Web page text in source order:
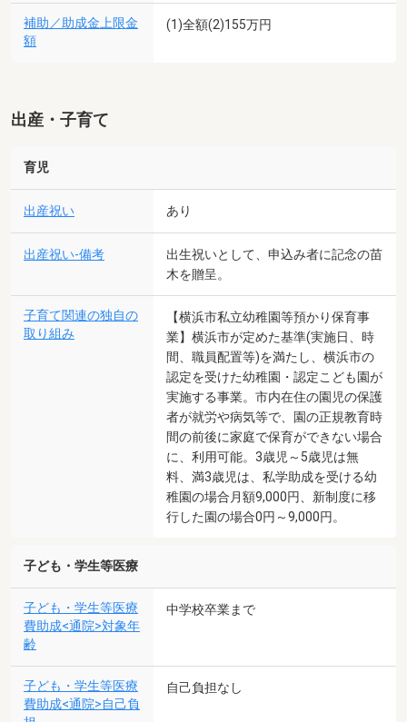
補助／助成金上限金
額
(1)全額(2)155万円
出産・子育て
育児
出産祝い あり
出産祝い-備考
出生祝いとして、申込み者に記念の苗
木を贈呈。
子育て関連の独自の
取り組み
【横浜市私立幼稚園等預かり保育事
業】横浜市が定めた基準(実施日、時
間、職員配置等)を満たし、横浜市の
認定を受けた幼稚園・認定こども園が
実施する事業。市内在住の園児の保護
者が就労や病気等で、園の正規教育時
間の前後に家庭で保育ができない場合
に、利用可能。3歳児～5歳児は無
料、満3歳児は、私学助成を受ける幼
稚園の場合月額9,000円、新制度に移
行した園の場合0円～9,000円。
子ども・学生等医療
子ども・学生等医療
費助成<通院>対象年
齢
中学校卒業まで
子ども・学生等医療
費助成<通院>自己負
自己負担なし